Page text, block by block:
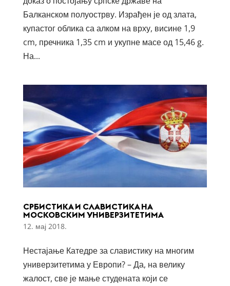
Балканском полуострву. Израђен је од злата,
купастог облика са алком на врху, висине 1,9
cm, пречника 1,35 cm и укупне масе од 15,46 g.
На...
СРБИСТИКА И СЛАВИСТИКА НА
МОСКОВСКИМ УНИВЕРЗИТЕТИМА
12. мај 2018.
Нестајање Катедре за славистику на многим
универзитетима у Европи? – Да, на велику
жалост, све је мање студената који се